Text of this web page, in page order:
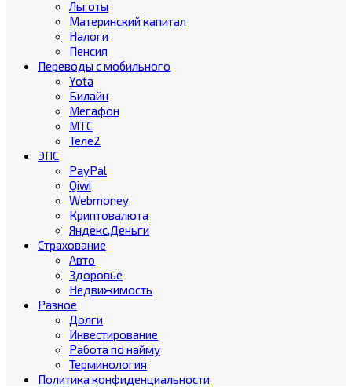
Льготы
Материнский капитал
Налоги
Пенсия
Переводы с мобильного
Yota
Билайн
Мегафон
МТС
Теле2
ЭПС
PayPal
Qiwi
Webmoney
Криптовалюта
Яндекс.Деньги
Страхование
Авто
Здоровье
Недвижимость
Разное
Долги
Инвестирование
Работа по найму
Терминология
Политика конфиденциальности